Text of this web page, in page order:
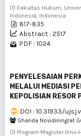
(1) Fakultas Hukum,
Indonesia, Indonesia
817-835
Abstract : 2517
PDF : 1024
PENYELESAIAN
MELALUI MEDIASI
KEPOLISIAN RESOR
DOI : 10.31933/
Ghanda Novidiningrat
(1) Program Magister Ilmu